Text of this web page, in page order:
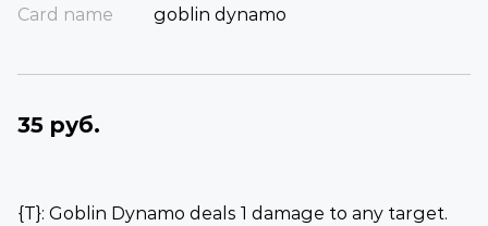
Card name goblin dynamo
35 руб.
{T}: Goblin Dynamo deals 1 damage to any target.